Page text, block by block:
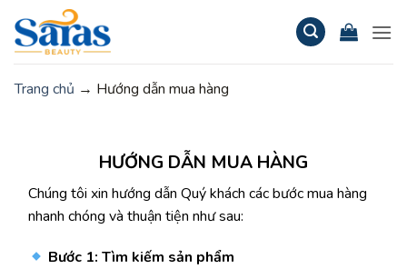
qua
nội
Trang chủ → Hướng dẫn mua hàng
HƯỚNG DẪN MUA HÀNG
Chúng tôi xin hướng dẫn Quý khách các bước mua hàng
nhanh chóng và thuận tiện như sau:
Bước 1: Tìm kiếm sản phẩm